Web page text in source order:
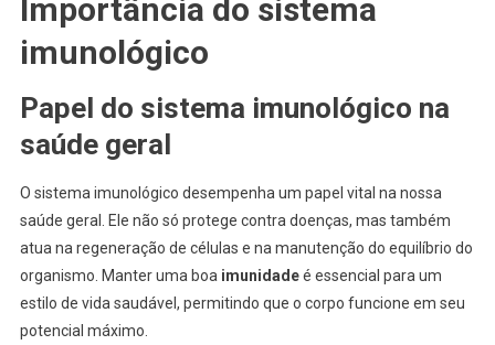
Importância do sistema
imunológico
Papel do sistema imunológico na
saúde geral
O sistema imunológico desempenha um papel vital na nossa
saúde geral. Ele não só protege contra doenças, mas também
atua na regeneração de células e na manutenção do equilíbrio do
organismo. Manter uma boa imunidadeé essencial para um
estilo de vida saudável, permitindo que o corpo funcione em seu
potencial máximo.